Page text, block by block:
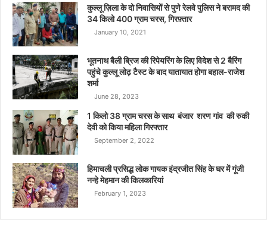
कुल्लू ज़िला के दो निवासियों से पुणे रेलवे पुलिस ने बरामद की
34 किलो 400 ग्राम चरस, गिरफ़्तार
January 10, 2021
भूतनाथ बैली ब्रिज की रिपेयरिंग के लिए विदेश से 2 बैरिंग
पहुंचे कुल्लू लोढ़ टैस्ट के बाद यातायात होगा बहाल-राजेश
शर्मा
June 28, 2023
1 किलो 38 ग्राम चरस के साथ बंजार शरण गांव की रुकी
देवी को किया महिला गिरफ्तार
September 2, 2022
हिमाचली प्रसिद्ध लोक गायक इंद्रजीत सिंह के घर में गूंजी
नन्हे मेहमान की किलकारियां
February 1, 2023